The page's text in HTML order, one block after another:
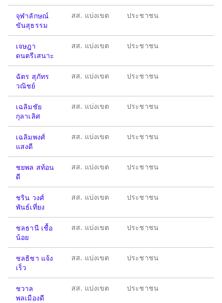
จุฬาลักษณ์
ขันสุธรรม
สส. แบ่งเขต ประชาชน
เจษฎา
ดนตรีเสนาะ
สส. แบ่งเขต ประชาชน
ฉัตร สุภัทร
วณิชย์
สส. แบ่งเขต ประชาชน
เฉลิมชัย
กุลาเลิศ
สส. แบ่งเขต ประชาชน
เฉลิมพงศ์
แสงดี
สส. แบ่งเขต ประชาชน
ชยพล สท้อน
ดี
สส. แบ่งเขต ประชาชน
ชริน วงศ์
พันธ์เที่ยง
สส. แบ่งเขต ประชาชน
ชลธานี เชื้อ
น้อย
สส. แบ่งเขต ประชาชน
ชลธิชา แจ้ง
เร็ว
สส. แบ่งเขต ประชาชน
ชวาล
พลเมืองดี
สส. แบ่งเขต ประชาชน